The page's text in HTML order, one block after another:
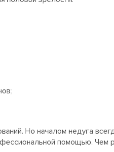
Но началом недуга
помощью.